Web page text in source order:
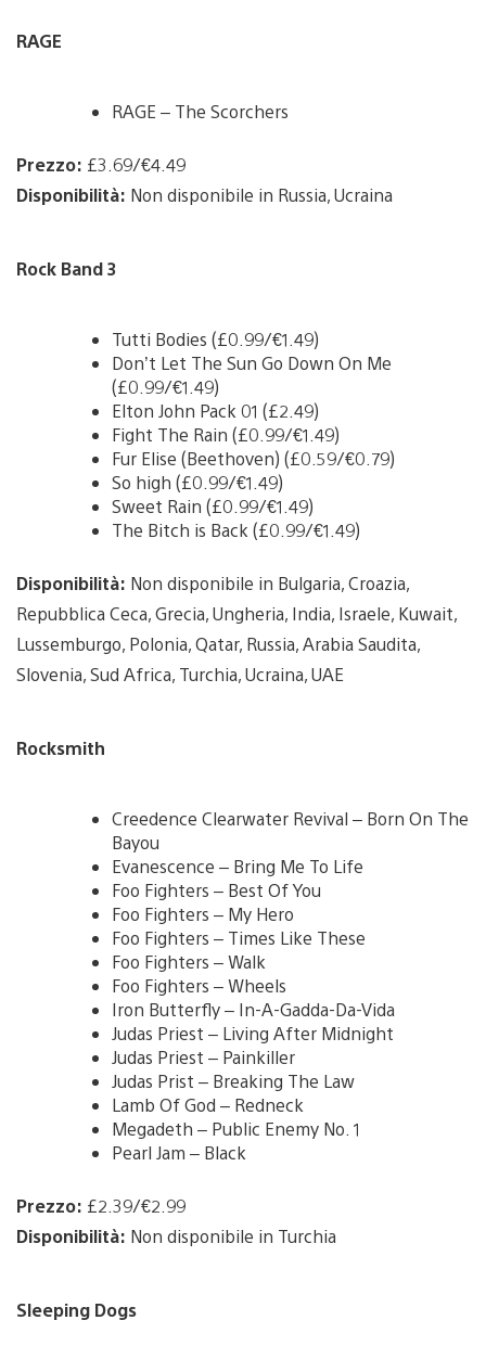
RAGE
RAGE – The Scorchers
Prezzo: £3.69/€4.49
Disponibilità: Non disponibile in Russia, Ucraina
Rock Band 3
Tutti Bodies (£0.99/€1.49)
Don’t Let The Sun Go Down On Me
(£0.99/€1.49)
Elton John Pack 01 (£2.49)
Fight The Rain (£0.99/€1.49)
Fur Elise (Beethoven) (£0.59/€0.79)
So high (£0.99/€1.49)
Sweet Rain (£0.99/€1.49)
The Bitch is Back (£0.99/€1.49)
Disponibilità: Non disponibile in Bulgaria, Croazia,
Repubblica Ceca, Grecia, Ungheria, India, Israele, Kuwait,
Lussemburgo, Polonia, Qatar, Russia, Arabia Saudita,
Slovenia, Sud Africa, Turchia, Ucraina, UAE
Rocksmith
Creedence Clearwater Revival – Born On The
Bayou
Evanescence – Bring Me To Life
Foo Fighters – Best Of You
Foo Fighters – My Hero
Foo Fighters – Times Like These
Foo Fighters – Walk
Foo Fighters – Wheels
Iron Butterfly – In-A-Gadda-Da-Vida
Judas Priest – Living After Midnight
Judas Priest – Painkiller
Judas Prist – Breaking The Law
Lamb Of God – Redneck
Megadeth – Public Enemy No. 1
Pearl Jam – Black
Prezzo: £2.39/€2.99
Disponibilità: Non disponibile in Turchia
Sleeping Dogs